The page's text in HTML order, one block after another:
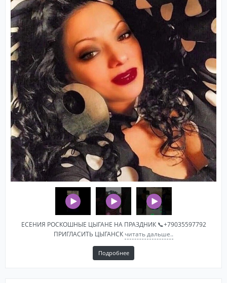
ЕСЕНИЯ РОСКОШНЫЕ ЦЫГАНЕ НА ПРАЗДНИК 📞+79035597792
ПРИГЛАСИТЬ ЦЫГАНСК читать дальше..
Подробнее